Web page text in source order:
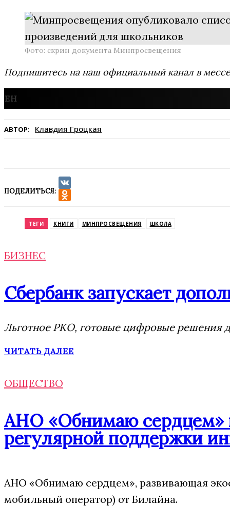
Фото: скрин документа Минпросвещения
Подпишитесь на наш официальный канал в
АВТОР: Клавдия Гроцкая
ПОДЕЛИТЬСЯ:
VK
ТЕГИ КНИГИ МИНПРОСВЕЩЕНИЯ ШКОЛА
БИЗНЕС
Сбербанк запускает
Льготное РКО, готовые цифровые решения
ЧИТАТЬ ДАЛЕЕ
ОБЩЕСТВО
АНО «Обнимаю сердцем»
регулярной поддержки
АНО «Обнимаю сердцем», развивающая
мобильный оператор) от Билайна.